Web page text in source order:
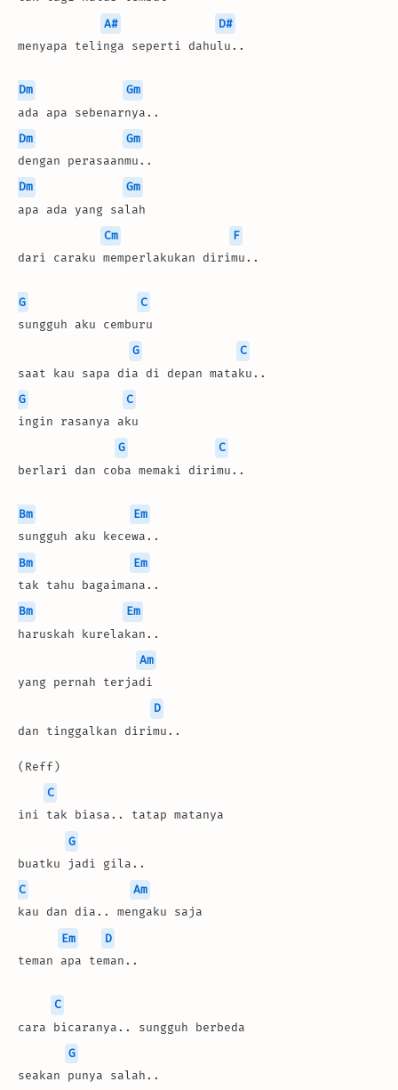
A#
D#
menyapa telinga seperti dahulu..
Dm
Gm
ada apa sebenarnya..
Dm
Gm
dengan perasaanmu..
Dm
Gm
apa ada yang salah
Cm
F
dari caraku memperlakukan dirimu..
G
C
sungguh aku cemburu
G
C
saat kau sapa dia di depan mataku..
G
C
ingin rasanya aku
G
C
berlari dan coba memaki dirimu..
Bm
Em
sungguh aku kecewa..
Bm
Em
tak tahu bagaimana..
Bm
Em
haruskah kurelakan..
Am
yang pernah terjadi
D
dan tinggalkan dirimu..
(Reff)
C
ini tak biasa.. tatap matanya
G
buatku jadi gila..
C
Am
kau dan dia.. mengaku saja
Em
D
teman apa teman..
C
cara bicaranya.. sungguh berbeda
G
seakan punya salah..